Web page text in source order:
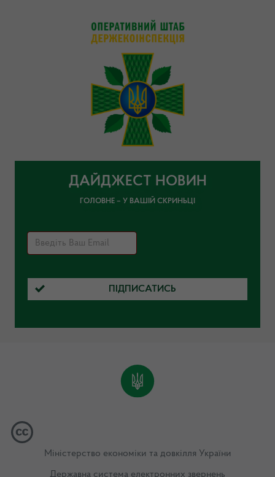
ДАЙДЖЕСТ НОВИН
ГОЛОВНЕ – У ВАШІЙ СКРИНЬЦІ
ПІДПИСАТИСЬ
Міністерство економіки та довкілля України
Державна система електронних звернень